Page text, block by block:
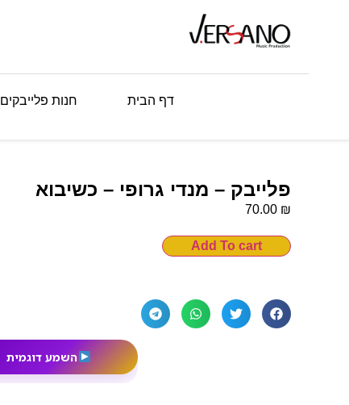
דף הבית חנות פלייבקים
פלייבק – מנדי גרופי – כשיבוא
70.00 ₪
Add To cart
השמע דוגמית